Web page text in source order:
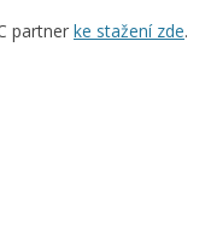
partner ke stažení zde.